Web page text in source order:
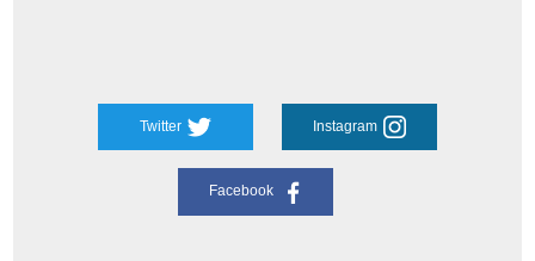
Twitter Instagram
Facebook